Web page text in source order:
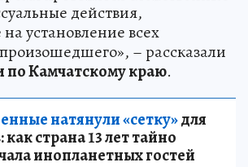
действия,
установление всех
произошедшего», – рассказали
по Камчатскому краю.
натянули «сетку»для
страна 13 лет тайно
инопланетных гостей